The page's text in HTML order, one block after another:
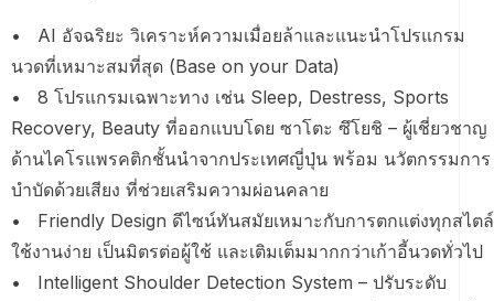
• AI อัจฉริยะ วิเคราะห์ความเมื่อยล้าและแนะนำโปรแกรม
นวดที่เหมาะสมที่สุด (Base on your Data)
• 8 โปรแกรมเฉพาะทาง เช่น Sleep, Destress, Sports
Recovery, Beauty ที่ออกแบบโดย ซาโตะ ซึโยชิ – ผู้เชี่ยวชาญ
ด้านไคโรแพรคติกชั้นนำจากประเทศญี่ปุ่น พร้อม นวัตกรรมการ
บำบัดด้วยเสียง ที่ช่วยเสริมความผ่อนคลาย
• Friendly Design ดีไซน์ทันสมัยเหมาะกับการตกแต่งทุกสไตล์
ใช้งานง่าย เป็นมิตรต่อผู้ใช้ และเติมเต็มมากกว่าเก้าอี้นวดทั่วไป
• Intelligent Shoulder Detection System – ปรับระดับ